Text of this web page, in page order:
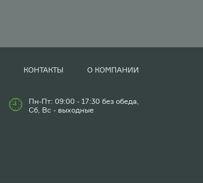
КОНТАКТЫ О КОМПАНИИ
Пн-Пт: 09:00 - 17:30 без обеда,
Сб, Вс - выходные